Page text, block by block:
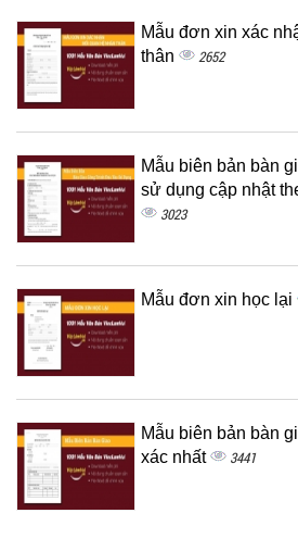
Mẫu đơn xin xác
thân
2652
Mẫu biên bản bàn
sử dụng cập nhật
3023
Mẫu đơn xin học lại
Mẫu biên bản bàn
xác nhất
3441